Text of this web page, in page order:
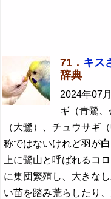
71． キス
辞典
2024年07
ギ（青鷺
（大鷺）、チュウサギ
称ではないけれど羽が
上に鷺山と呼ばれるコ
に集団繁殖し、大きな
い苗を踏み荒らしたり